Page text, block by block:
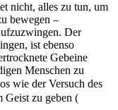
nicht, alles zu tun, um
bewegen –
Der
ist ebenso
Gebeine
Menschen zu
wie der Versuch des
Geist zu geben (